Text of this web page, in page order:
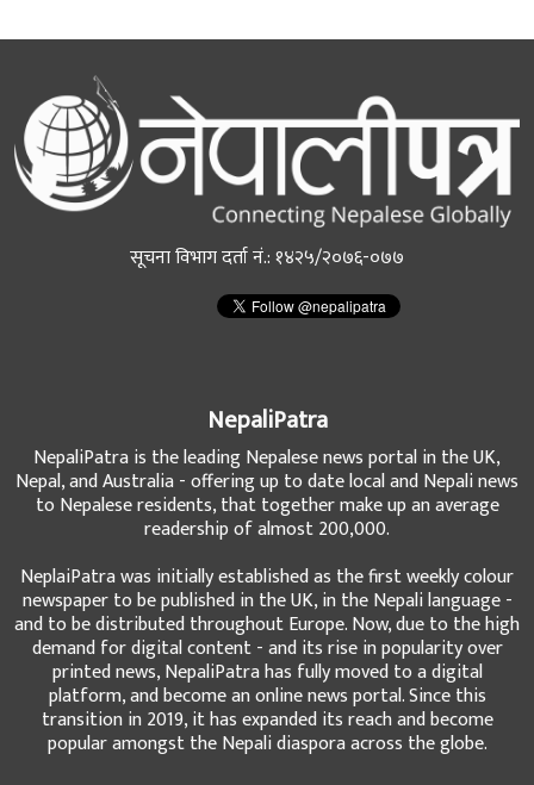
सूचना विभाग दर्ता नं.: १४२५/२०७६-०७७
NepaliPatra
NepaliPatra is the leading Nepalese news portal in the UK,
Nepal, and Australia - offering up to date local and Nepali news
to Nepalese residents, that together make up an average
readership of almost 200,000.
NeplaiPatra was initially established as the first weekly colour
newspaper to be published in the UK, in the Nepali language -
and to be distributed throughout Europe. Now, due to the high
demand for digital content - and its rise in popularity over
printed news, NepaliPatra has fully moved to a digital
platform, and become an online news portal. Since this
transition in 2019, it has expanded its reach and become
popular amongst the Nepali diaspora across the globe.